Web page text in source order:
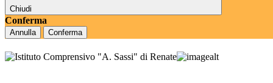
Chiudi
Conferma
Annulla Conferma